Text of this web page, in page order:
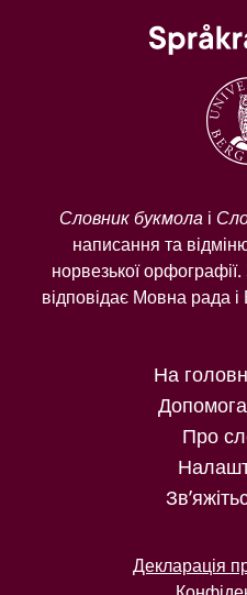
Словник букмолаі
написання та
норвезької
відповідає Мовна рада і
На
Про
Декларація